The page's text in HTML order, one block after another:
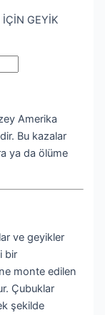
GEYİK
Amerika
Bu kazalar
ya da ölüme
ve geyikler
bir
monte edilen
Çubuklar
şekilde